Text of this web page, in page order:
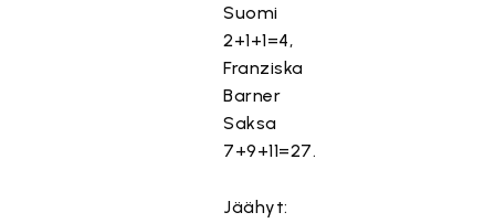
Suomi
2+1+1=4,
Franziska
Barner
Saksa
7+9+11=27.
Jäähyt: